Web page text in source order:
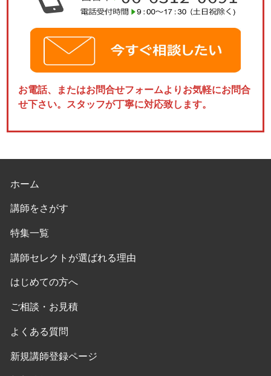
お電話、またはお問合せフォームよりお気軽にお問合
せ下さい。スタッフが丁寧に対応致します。
ホーム
講師をさがす
特集一覧
講師セレクトが選ばれる理由
はじめての方へ
ご相談・お見積
よくある質問
新規講師登録ページ